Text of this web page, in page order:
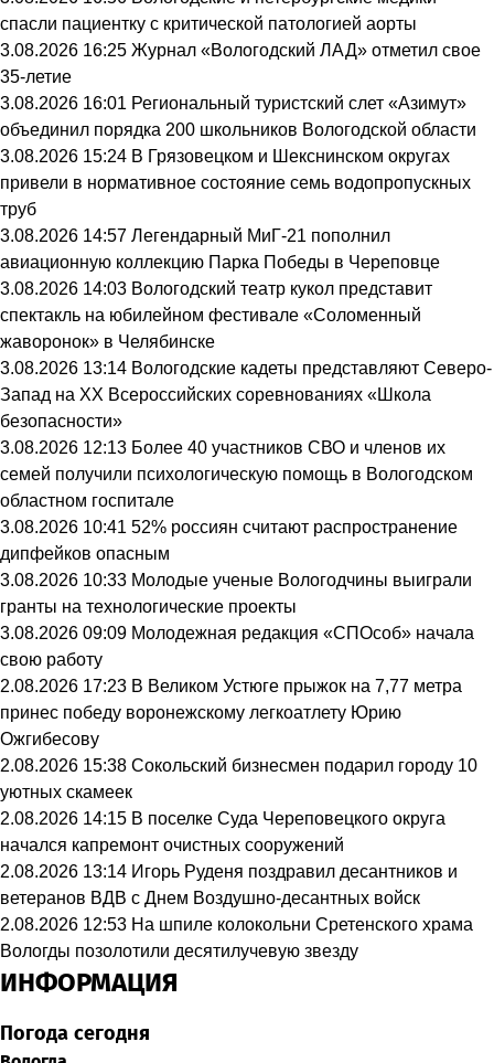
спасли пациентку с критической патологией аорты
3.08.2026 16:25 Журнал «Вологодский ЛАД» отметил свое
35-летие
3.08.2026 16:01 Региональный туристский слет «Азимут»
объединил порядка 200 школьников Вологодской области
3.08.2026 15:24 В Грязовецком и Шекснинском округах
привели в нормативное состояние семь водопропускных
труб
3.08.2026 14:57 Легендарный МиГ-21 пополнил
авиационную коллекцию Парка Победы в Череповце
3.08.2026 14:03 Вологодский театр кукол представит
спектакль на юбилейном фестивале «Соломенный
жаворонок» в Челябинске
3.08.2026 13:14 Вологодские кадеты представляют Северо-
Запад на XX Всероссийских соревнованиях «Школа
безопасности»
3.08.2026 12:13 Более 40 участников СВО и членов их
семей получили психологическую помощь в Вологодском
областном госпитале
3.08.2026 10:41 52% россиян считают распространение
дипфейков опасным
3.08.2026 10:33 Молодые ученые Вологодчины выиграли
гранты на технологические проекты
3.08.2026 09:09 Молодежная редакция «СПОсоб» начала
свою работу
2.08.2026 17:23 В Великом Устюге прыжок на 7,77 метра
принес победу воронежскому легкоатлету Юрию
Ожгибесову
2.08.2026 15:38 Сокольский бизнесмен подарил городу 10
уютных скамеек
2.08.2026 14:15 В поселке Суда Череповецкого округа
начался капремонт очистных сооружений
2.08.2026 13:14 Игорь Руденя поздравил десантников и
ветеранов ВДВ с Днем Воздушно-десантных войск
2.08.2026 12:53 На шпиле колокольни Сретенского храма
Вологды позолотили десятилучевую звезду
ИНФОРМАЦИЯ
Погода сегодня